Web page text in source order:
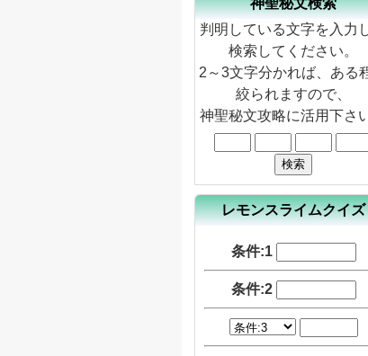
神聖秘文検索
判明している文字を入力
検索してください。
2～3文字分かれば、ある
絞られますので、
神聖秘文攻略に活用下さい
レモンスライムクイズ
条件:1
条件:2